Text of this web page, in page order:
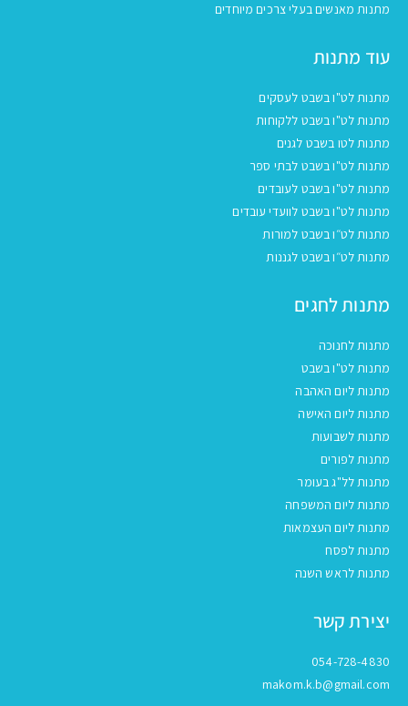
מתנות מאנשים בעלי צרכים מיוחדים
עוד מתנות
מתנות לט"ו בשבט לעסקים
מתנות לט"ו בשבט ללקוחות
מתנות לטו בשבט לגנים
מתנות לט"ו בשבט לבתי ספר
מתנות לט"ו בשבט לעובדים
מתנות לט"ו בשבט לוועדי עובדים
מתנות לט״ו בשבט למורות
מתנות לט״ו בשבט לגננות
מתנות לחגים
מתנות לחנוכה
מתנות לט"ו בשבט
מתנות ליום האהבה
מתנות ליום האישה
מתנות לשבועות
מתנות לפורים
מתנות לל"ג בעומר
מתנות ליום המשפחה
מתנות ליום העצמאות
מתנות לפסח
מתנות לראש השנה
יצירת קשר
054-728-4830
makom.k.b@gmail.com